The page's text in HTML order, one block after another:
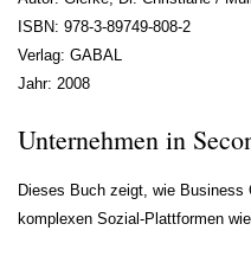
ISBN: 978-3-89749-808-2
Verlag: GABAL
Jahr: 2008
Unternehmen in
Dieses Buch zeigt, wie Business
komplexen Sozial-Plattformen